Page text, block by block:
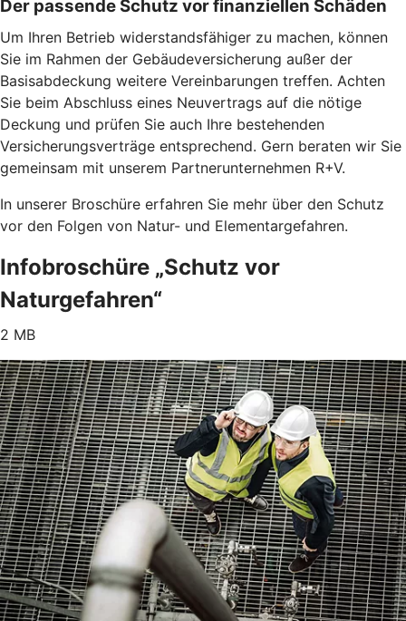
Der passende Schutz vor finanziellen Schäden
Um Ihren Betrieb widerstandsfähiger zu machen, können
Sie im Rahmen der Gebäudeversicherung außer der
Basisabdeckung weitere Vereinbarungen treffen. Achten
Sie beim Abschluss eines Neuvertrags auf die nötige
Deckung und prüfen Sie auch Ihre bestehenden
Versicherungsverträge entsprechend. Gern beraten wir Sie
gemeinsam mit unserem Partnerunternehmen R+V.
In unserer Broschüre erfahren Sie mehr über den Schutz
vor den Folgen von Natur- und Elementargefahren.
Infobroschüre „Schutz vor
Naturgefahren“
2 MB